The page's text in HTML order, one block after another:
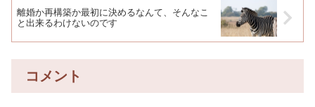
離婚か再構築か最初に決めるなんて、そんなこ
と出来るわけないのです
コメント